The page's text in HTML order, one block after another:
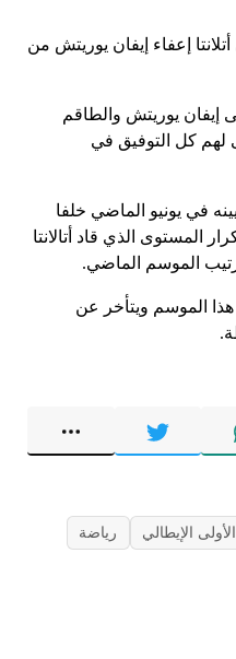
إعفاء إيفان يوريتش من
إيفان يوريتش والطاقم
لهم كل التوفيق في
في يونيو الماضي خلفا
المستوى الذي قاد أتالانتا
الموسم الماضي.
الموسم ويتأخر عن
الإيطالي رياضة